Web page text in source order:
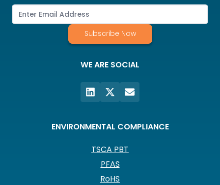
Subscribe Now
WE ARE SOCIAL
ENVIRONMENTAL COMPLIANCE
TSCA PBT
PFAS
RoHS